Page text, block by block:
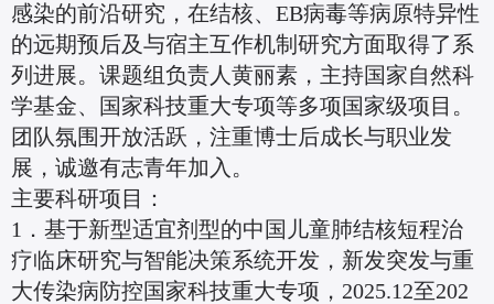
感染的前沿研究，在结核、EB病毒等病原特异性
的远期预后及与宿主互作机制研究方面取得了系
列进展。课题组负责人黄丽素，主持国家自然科
学基金、国家科技重大专项等多项国家级项目。
团队氛围开放活跃，注重博士后成长与职业发
展，诚邀有志青年加入。
主要科研项目：
1．基于新型适宜剂型的中国儿童肺结核短程治
疗临床研究与智能决策系统开发，新发突发与重
大传染病防控国家科技重大专项，2025.12至202